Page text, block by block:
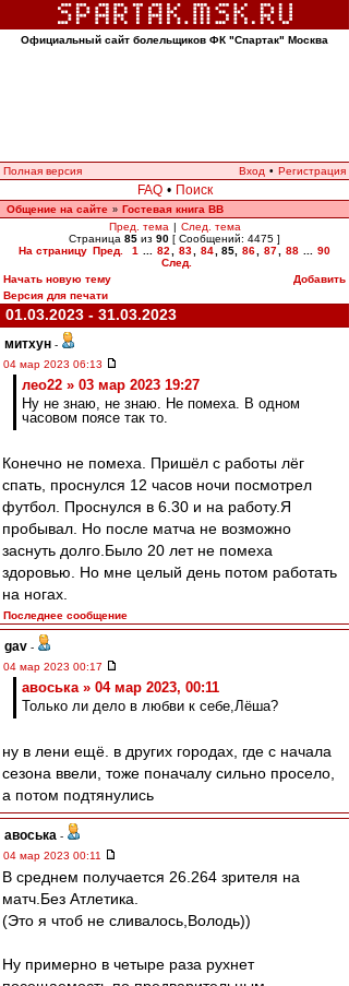
Официальный сайт болельщиков ФК "Спартак" Москва
Полная версия Вход • Регистрация
FAQ • Поиск
Общение на сайте » Гостевая книга ВВ
Пред. тема | След. тема
Страница 85 из 90 [ Сообщений: 4475 ]
На страницу Пред. 1 82 83 84 85 86 87 88
90
След.
Начать новую тему
Добавить
Версия для печати
01.03.2023 - 31.03.2023
митхун -
04 мар 2023 06:13
лео22 » 03 мар 2023 19:27
Ну не знаю, не знаю. Не помеха. В одном
часовом поясе так то.
Конечно не помеха. Пришёл с работы лёг
спать, проснулся 12 часов ночи посмотрел
футбол. Проснулся в 6.30 и на работу.Я
пробывал. Но после матча не возможно
заснуть долго.Было 20 лет не помеха
здоровью. Но мне целый день потом работать
на ногах.
Последнее сообщение
gav -
04 мар 2023 00:17
авоська » 04 мар 2023, 00:11
Только ли дело в любви к себе,Лёша?
ну в лени ещё. в других городах, где с начала
сезона ввели, тоже поначалу сильно просело,
а потом подтянулись
авоська -
04 мар 2023 00:11
В среднем получается 26.264 зрителя на
матч.Без Атлетика.
(Это я чтоб не сливалось,Володь))
Ну примерно в четыре раза рухнет